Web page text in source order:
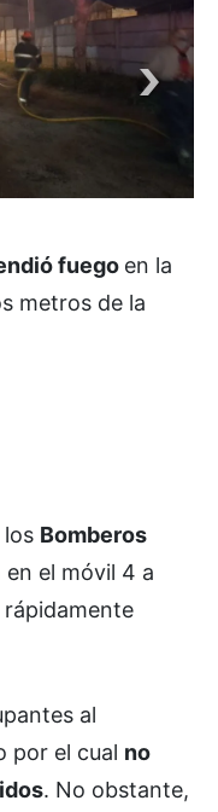
fuego en la
metros de la
Bomberos
en el móvil 4 a
al
por el cual no
. No obstante,